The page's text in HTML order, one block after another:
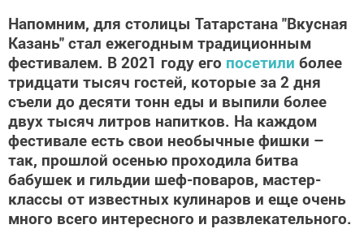
Напомним, для столицы Татарстана "Вкусная
Казань" стал ежегодным традиционным
фестивалем. В 2021 году его посетили более
тридцати тысяч гостей, которые за 2 дня
съели до десяти тонн еды и выпили более
двух тысяч литров напитков. На каждом
фестивале есть свои необычные фишки –
так, прошлой осенью проходила битва
бабушек и гильдии шеф-поваров, мастер-
классы от известных кулинаров и еще очень
много всего интересного и развлекательного.